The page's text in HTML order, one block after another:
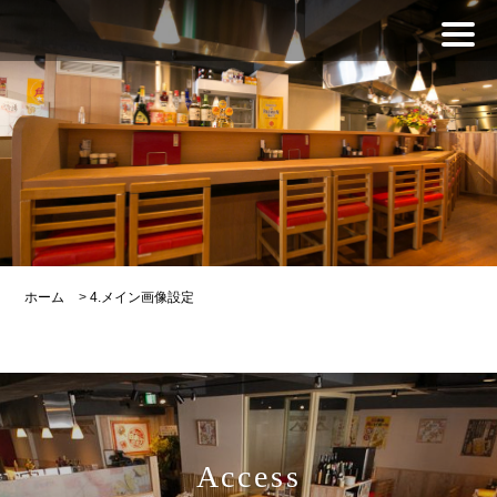
ホーム >4.メイン画像設定
Access